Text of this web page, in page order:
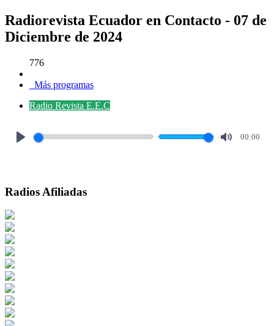
Radiorevista Ecuador en Contacto - 07 de
Diciembre de 2024
776
Más programas
Radio Revista E.E.C
00:00
Radios Afiliadas